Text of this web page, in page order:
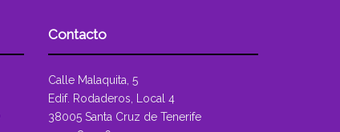
Contacto
Calle Malaquita, 5
Edif. Rodaderos, Local 4
38005 Santa Cruz de Tenerife